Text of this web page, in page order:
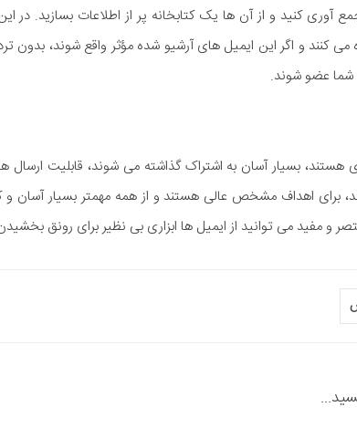
آوری کنید و از آن ها یک کتابخانه پر از اطلاعات بسازید. در
می کنند و اگر این ایمیل های آرشیو شده مؤثر واقع شوند، بدون
شما عضو شوند.
هستند، بسیار آسان به اشتراک گذاشته می شوند، قابلیت
روز را دارند، برای اهداف مشخص عالی هستند و از همه مهمتر بسیار
و مفید می توانید از ایمیل ها ابزاری بی نظیر برای رونق